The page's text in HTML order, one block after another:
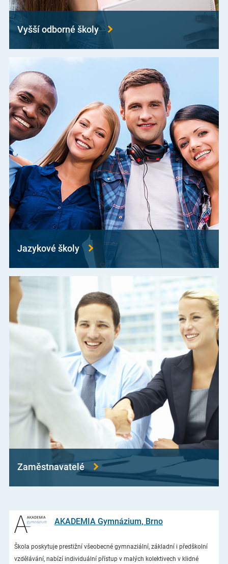
Vyšší odborné školy
Jazykové školy
Zaměstnavatelé
AKADEMIA Gymnázium, Brno
Škola poskytuje prestižní všeobecné gymnaziální, základní i předškolní
vzdělávání, nabízí individuální přístup v malých kolektivech v klidné